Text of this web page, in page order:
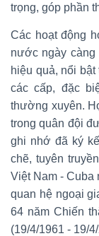
trọng, góp phần
Các hoạt động
nước ngày càng
hiệu quả, nổi
các cấp, đặc
thường xuyên.
trong quân đội
ghi nhớ đã ký
chẽ, tuyên
Việt Nam - Cuba
quan hệ ngoại
64 năm Chiến
(19/4/1961 - 19/